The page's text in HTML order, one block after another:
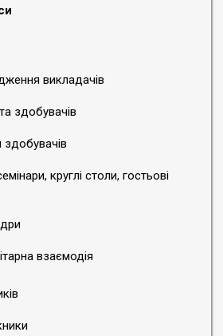
викладачів
здобувачів
здобувачів
круглі столи, гостьові
взаємодія